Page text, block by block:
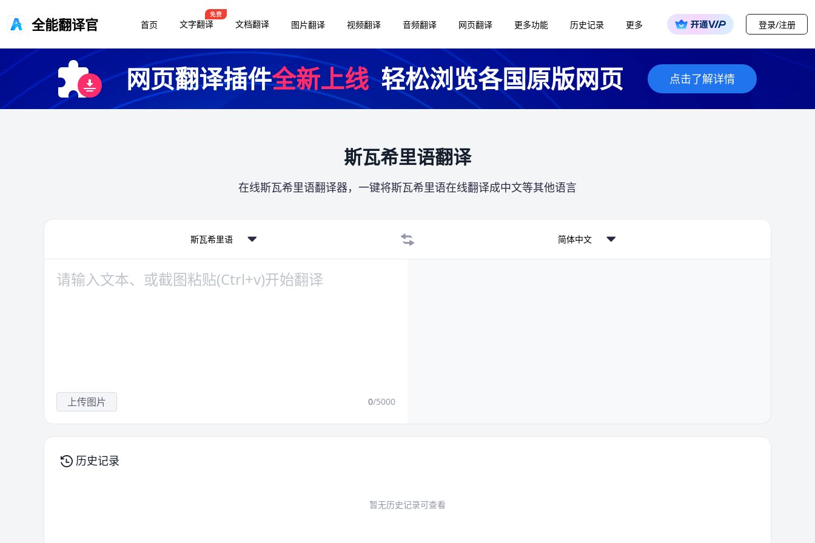
全能翻译官 首页 文字翻译 文档翻译 图片翻译 视频翻译 音频翻译 网页翻译 更多功能 历史记录 更多 登录/注册
网页翻译插件全新上线轻松浏览各国原版网页 点击了解详情
斯瓦希里语翻译
在线斯瓦希里语翻译器，一键将斯瓦希里语在线翻译成中文等其他语言
斯瓦希里语 简体中文
上传图片 0/5000
历史记录
暂无历史记录可查看